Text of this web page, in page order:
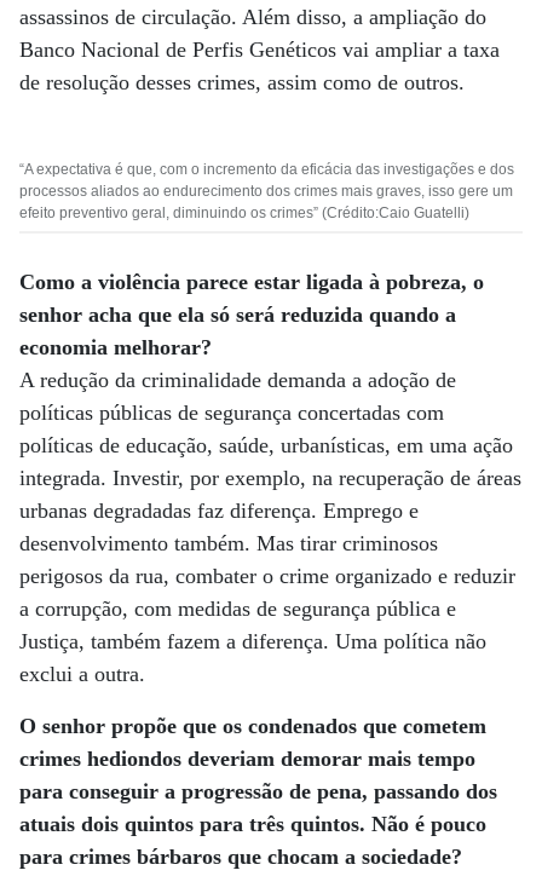
assassinos de circulação. Além disso, a ampliação do
Banco Nacional de Perfis Genéticos vai ampliar a taxa
de resolução desses crimes, assim como de outros.
“A expectativa é que, com o incremento da eficácia das investigações e dos
processos aliados ao endurecimento dos crimes mais graves, isso gere um
efeito preventivo geral, diminuindo os crimes” (Crédito:Caio Guatelli)
Como a violência parece estar ligada à pobreza, o
senhor acha que ela só será reduzida quando a
economia melhorar?
A redução da criminalidade demanda a adoção de
políticas públicas de segurança concertadas com
políticas de educação, saúde, urbanísticas, em uma ação
integrada. Investir, por exemplo, na recuperação de áreas
urbanas degradadas faz diferença. Emprego e
desenvolvimento também. Mas tirar criminosos
perigosos da rua, combater o crime organizado e reduzir
a corrupção, com medidas de segurança pública e
Justiça, também fazem a diferença. Uma política não
exclui a outra.
O senhor propõe que os condenados que cometem
crimes hediondos deveriam demorar mais tempo
para conseguir a progressão de pena, passando dos
atuais dois quintos para três quintos. Não é pouco
para crimes bárbaros que chocam a sociedade?